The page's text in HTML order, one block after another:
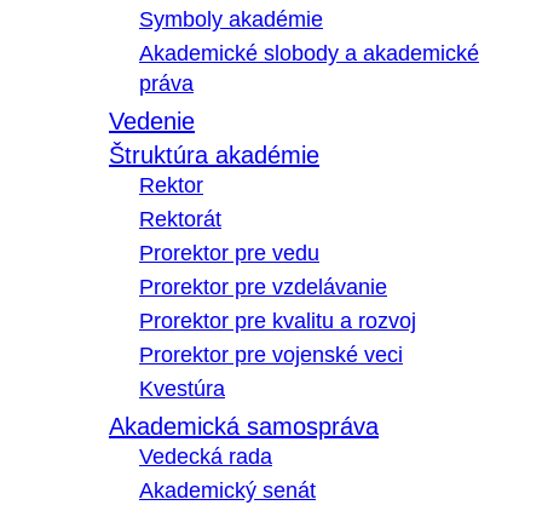
Symboly akadémie
Akademické slobody a akademické
práva
Vedenie
Štruktúra akadémie
Rektor
Rektorát
Prorektor pre vedu
Prorektor pre vzdelávanie
Prorektor pre kvalitu a rozvoj
Prorektor pre vojenské veci
Kvestúra
Akademická samospráva
Vedecká rada
Akademický senát